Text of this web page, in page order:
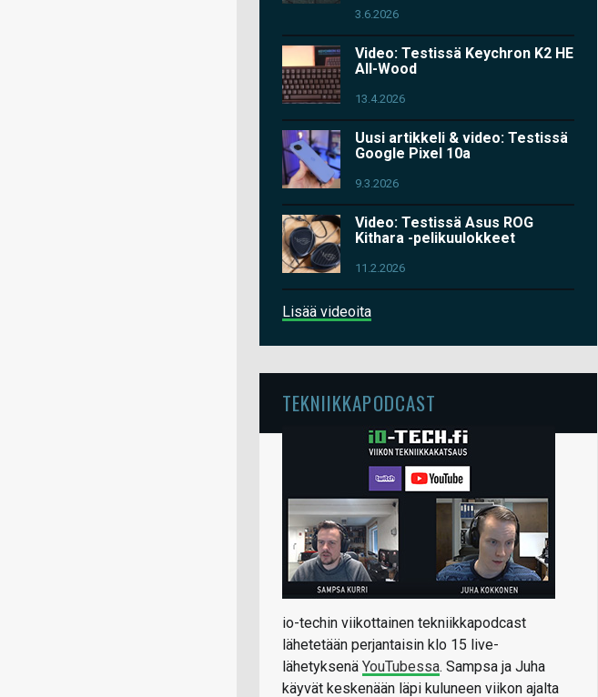
3.6.2026
Video: Testissä Keychron K2 HE
All-Wood
13.4.2026
Uusi artikkeli & video: Testissä
Google Pixel 10a
9.3.2026
Video: Testissä Asus ROG
Kithara -pelikuulokkeet
11.2.2026
Lisää videoita
TEKNIIKKAPODCAST
io-techin viikottainen tekniikkapodcast
lähetetään perjantaisin klo 15 live-
lähetyksenä YouTubessa. Sampsa ja Juha
käyvät keskenään läpi kuluneen viikon ajalta